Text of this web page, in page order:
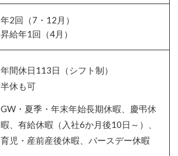
年2回（7・12月）
昇給年1回（4月）
年間休日113日（シフト制）
半休も可
GW・夏季・年末年始長期休暇、慶弔休
暇、有給休暇（入社6か月後10日～）、
育児・産前産後休暇、バースデー休暇